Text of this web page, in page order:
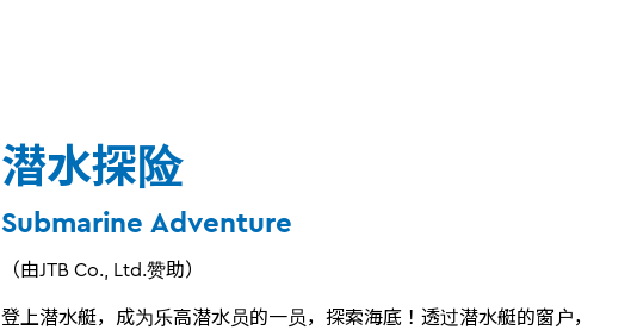
潜水探险
Submarine Adventure
（由JTB Co., Ltd.赞助）
登上潜水艇，成为乐高潜水员的一员，探索海底！透过潜水艇的窗户，